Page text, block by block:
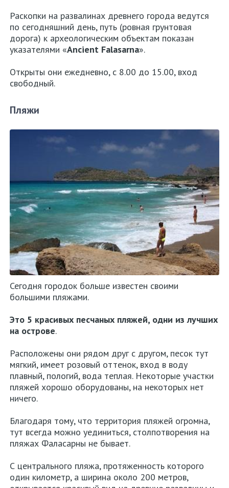
Раскопки на развалинах древнего города ведутся
по сегодняшний день, путь (ровная грунтовая
дорога) к археологическим объектам показан
указателями «Ancient Falasarna».
Открыты они ежедневно, с 8.00 до 15.00, вход
свободный.
Пляжи
Сегодня городок больше известен своими
большими пляжами.
Это 5 красивых песчаных пляжей, одни из лучших
на острове.
Расположены они рядом друг с другом, песок тут
мягкий, имеет розовый оттенок, вход в воду
плавный, пологий, вода теплая. Некоторые участки
пляжей хорошо оборудованы, на некоторых нет
ничего.
Благодаря тому, что территория пляжей огромна,
тут всегда можно уединиться, столпотворения на
пляжах Фаласарны не бывает.
С центрального пляжа, протяженность которого
один километр, а ширина около 200 метров,